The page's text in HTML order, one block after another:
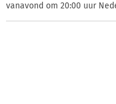
vanavond om 20:00 uur